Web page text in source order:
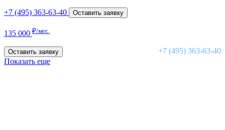
+7 (495) 363-63-40 Оставить заявку
135 000 ₽/мес.
+7 (495) 363-63-40
Оставить заявку
Показать еще